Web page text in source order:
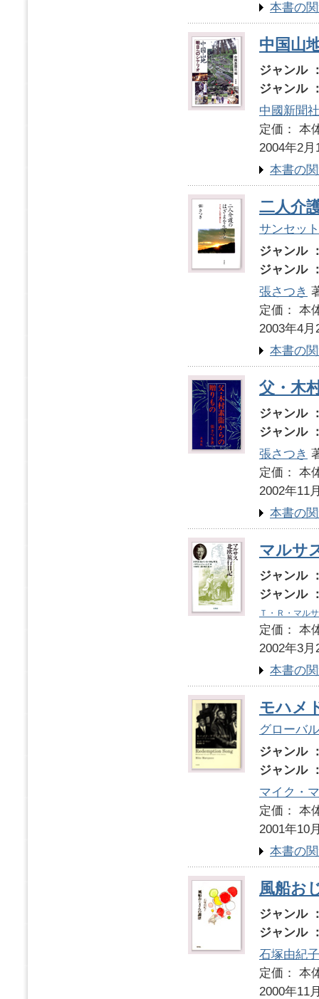
本書の
中国山
ジャンル
ジャンル
中國新聞社
定価：
2004年2月
本書の
二人介
サンセッ
ジャンル
ジャンル
張さつき
定価：
2003年4月
本書の
父・木
ジャンル
ジャンル
張さつき
定価：
2002年11
本書の
マルサ
ジャンル
ジャンル
Ｔ・Ｒ・マル
定価：
2002年3月
本書の
モハメ
グローバ
ジャンル
ジャンル
マイク・
定価：
2001年10
本書の
風船お
ジャンル
ジャンル
石塚由紀子
定価：
2000年11